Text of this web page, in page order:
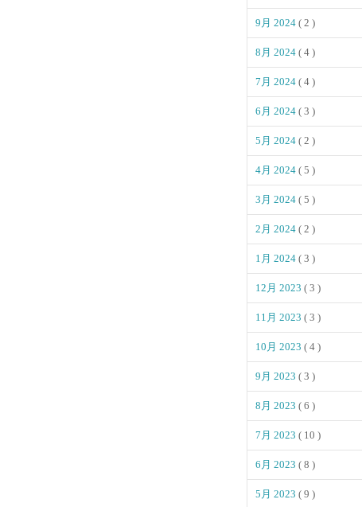
9月 2024 ( 2 )
8月 2024 ( 4 )
7月 2024 ( 4 )
6月 2024 ( 3 )
5月 2024 ( 2 )
4月 2024 ( 5 )
3月 2024 ( 5 )
2月 2024 ( 2 )
1月 2024 ( 3 )
12月 2023 ( 3 )
11月 2023 ( 3 )
10月 2023 ( 4 )
9月 2023 ( 3 )
8月 2023 ( 6 )
7月 2023 ( 10 )
6月 2023 ( 8 )
5月 2023 ( 9 )